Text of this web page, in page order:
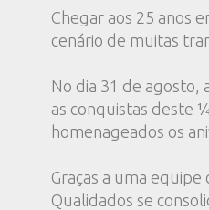
Chegar aos 25 anos
cenário de muitas
No dia 31 de agosto,
as conquistas deste
homenageados os
Graças a uma
Qualidados se